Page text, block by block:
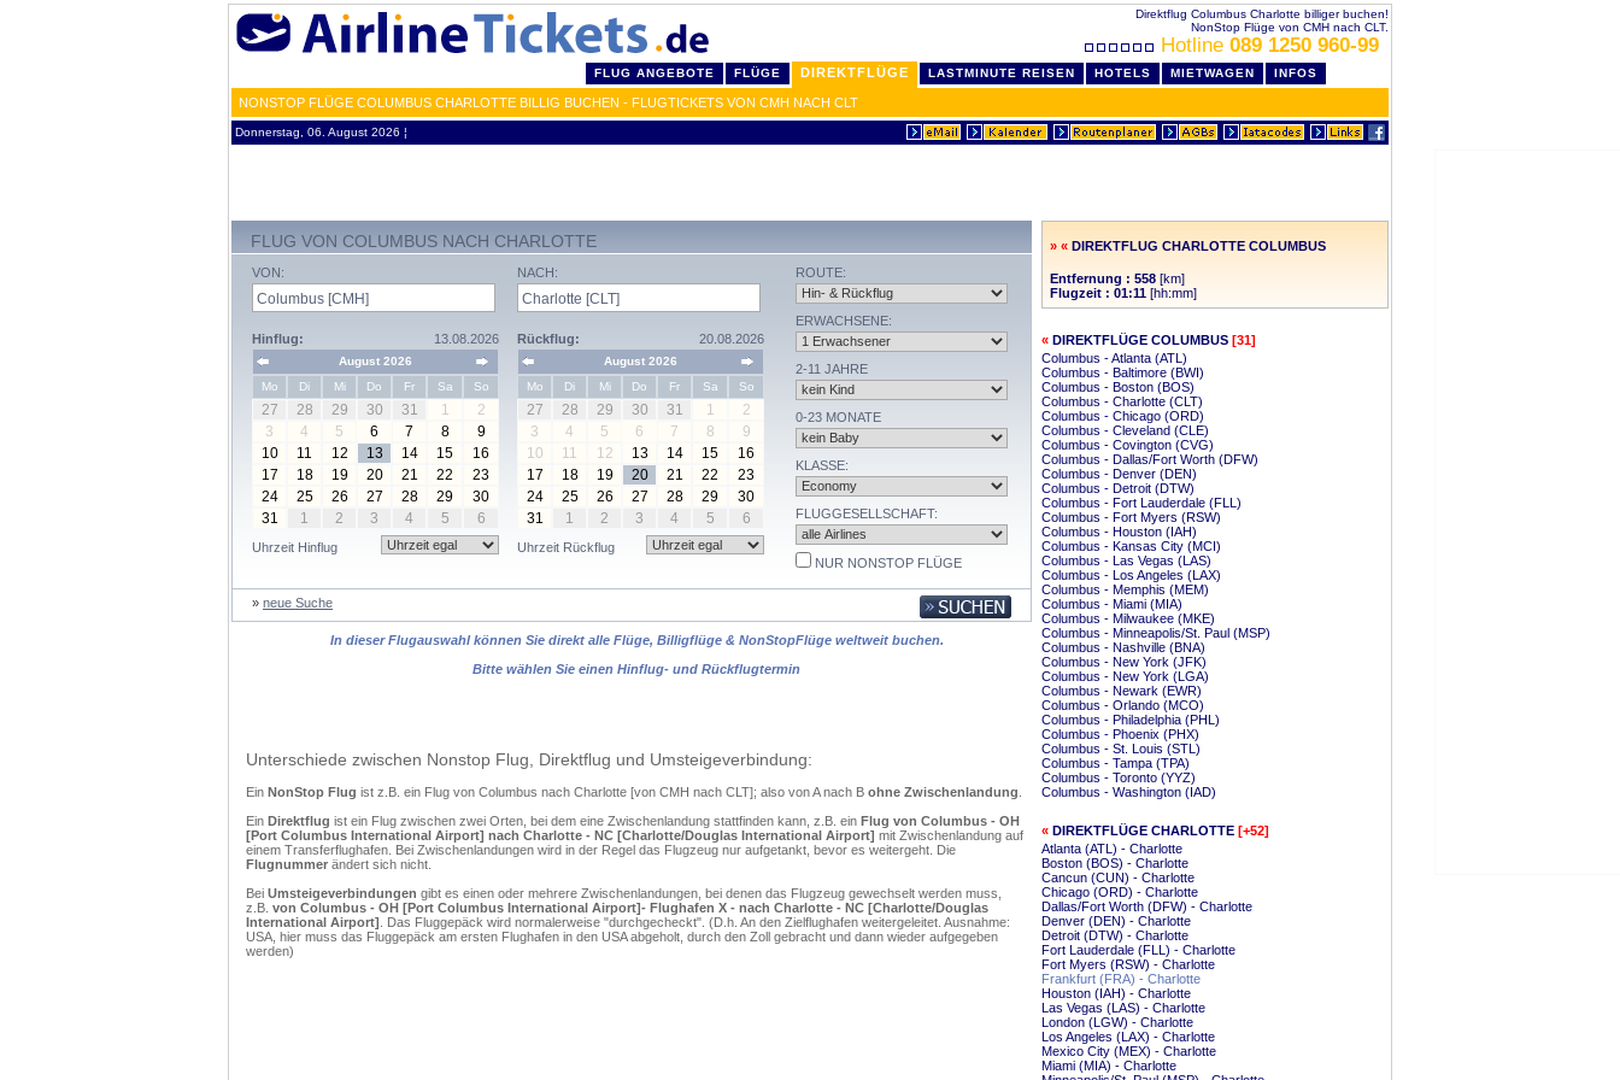
Direktflug Columbus Charlotte billiger buchen!
NonStop Flüge von CMH nach CLT.
Hotline 089 1250 960-99
FLUG ANGEBOTE FLÜGE DIREKTFLÜGE LASTMINUTE REISEN HOTELS MIETWAGEN INFOS
NONSTOP FLÜGE COLUMBUS CHARLOTTE BILLIG BUCHEN - FLUGTICKETS VON CMH NACH CLT
Donnerstag, 06. August 2026 ¦
FLUG VON COLUMBUS NACH CHARLOTTE
VON:
Hinflug: 13.08.2026
August 2026
Mo
Di Mi Do Fr Sa So
27 28 29 30 31 1
2
3
4 5 6 7 8
9
10
11 12 13 14 15
16
17
18 19 20 21 22
23
24
25 26 27 28 29
30
31
1 2 3 4 5 6
Uhrzeit Hinflug
NACH:
Rückflug: 20.08.2026
August 2026
Mo
Di Mi Do Fr Sa So
27 28 29 30 31 1
2
3
4 5 6 7 8
9
10
11 12 13 14 15
16
17
18 19 20 21 22
23
24
25 26 27 28 29
30
31
1 2 3 4 5 6
Uhrzeit Rückflug
ROUTE:
ERWACHSENE:
2-11 JAHRE
0-23 MONATE
KLASSE:
FLUGGESELLSCHAFT:
NUR NONSTOP FLÜGE
» neue Suche
In dieser Flugauswahl können Sie direkt alle Flüge, Billigflüge & NonStopFlüge weltweit buchen.
Bitte wählen Sie einen Hinflug- und Rückflugtermin
Unterschiede zwischen Nonstop Flug, Direktflug und Umsteigeverbindung:
Ein NonStop Flug ist z.B. ein Flug von Columbus nach Charlotte [von CMH nach CLT]; also von A nach B ohne Zwischenlandung
Ein Direktflug ist ein Flug zwischen zwei Orten, bei dem eine Zwischenlandung stattfinden kann, z.B. ein Flug von Columbus - OH
[Port Columbus International Airport] nach Charlotte - NC [Charlotte/Douglas International Airport] mit Zwischenlandung auf
einem Transferflughafen. Bei Zwischenlandungen wird in der Regel das Flugzeug nur aufgetankt, bevor es weitergeht. Die
Flugnummer ändert sich nicht.
Bei Umsteigeverbindungen gibt es einen oder mehrere Zwischenlandungen, bei denen das Flugzeug gewechselt werden muss,
z.B. von Columbus - OH [Port Columbus International Airport]- Flughafen X - nach Charlotte - NC [Charlotte/Douglas
International Airport] . Das Fluggepäck wird normalerweise "durchgecheckt". (D.h. An den Zielflughafen weitergeleitet. Ausnahme:
USA, hier muss das Fluggepäck am ersten Flughafen in den USA abgeholt, durch den Zoll gebracht und dann wieder aufgegeben
werden)
» « DIREKTFLUG CHARLOTTE COLUMBUS
Entfernung : 558 [km]
Flugzeit : 01:11 [hh:mm]
« DIREKTFLÜGE COLUMBUS [31]
Columbus - Atlanta (ATL)
Columbus - Baltimore (BWI)
Columbus - Boston (BOS)
Columbus - Charlotte (CLT)
Columbus - Chicago (ORD)
Columbus - Cleveland (CLE)
Columbus - Covington (CVG)
Columbus - Dallas/Fort Worth (DFW)
Columbus - Denver (DEN)
Columbus - Detroit (DTW)
Columbus - Fort Lauderdale (FLL)
Columbus - Fort Myers (RSW)
Columbus - Houston (IAH)
Columbus - Kansas City (MCI)
Columbus - Las Vegas (LAS)
Columbus - Los Angeles (LAX)
Columbus - Memphis (MEM)
Columbus - Miami (MIA)
Columbus - Milwaukee (MKE)
Columbus - Minneapolis/St. Paul (MSP)
Columbus - Nashville (BNA)
Columbus - New York (JFK)
Columbus - New York (LGA)
Columbus - Newark (EWR)
Columbus - Orlando (MCO)
Columbus - Philadelphia (PHL)
Columbus - Phoenix (PHX)
Columbus - St. Louis (STL)
Columbus - Tampa (TPA)
Columbus - Toronto (YYZ)
Columbus - Washington (IAD)
« DIREKTFLÜGE CHARLOTTE [+52]
Atlanta (ATL) - Charlotte
Boston (BOS) - Charlotte
Cancun (CUN) - Charlotte
Chicago (ORD) - Charlotte
Dallas/Fort Worth (DFW) - Charlotte
Denver (DEN) - Charlotte
Detroit (DTW) - Charlotte
Fort Lauderdale (FLL) - Charlotte
Fort Myers (RSW) - Charlotte
Frankfurt (FRA) - Charlotte
Houston (IAH) - Charlotte
Las Vegas (LAS) - Charlotte
London (LGW) - Charlotte
Los Angeles (LAX) - Charlotte
Mexico City (MEX) - Charlotte
Miami (MIA) - Charlotte